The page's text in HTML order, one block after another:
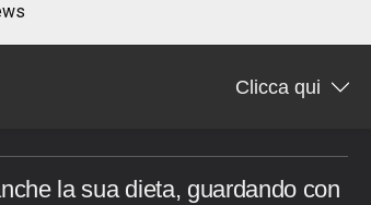
Clicca qui
la sua dieta, guardando con